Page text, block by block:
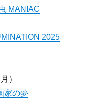
MANIAC
2025
）
家の夢